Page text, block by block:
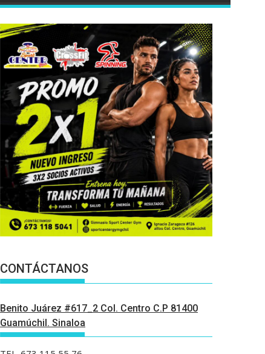
CONTÁCTANOS
Benito Juárez #617_2 Col. Centro C.P 81400
Guamúchil. Sinaloa